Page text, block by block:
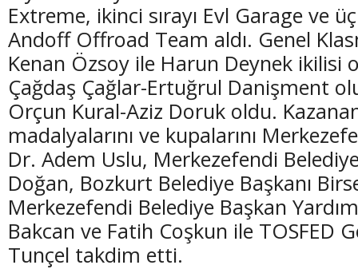
Extreme, ikinci sırayı Evl Garage ve
Andoff Offroad Team aldı. Genel
Kenan Özsoy ile Harun Deynek ikilisi
Çağdaş Çağlar-Ertuğrul Danişment
Orçun Kural-Aziz Doruk oldu.
madalyalarını ve kupalarını
Dr. Adem Uslu, Merkezefendi
Doğan, Bozkurt Belediye Başkanı
Merkezefendi Belediye Başkan
Bakcan ve Fatih Coşkun ile TOSFED
Tunçel takdim etti.